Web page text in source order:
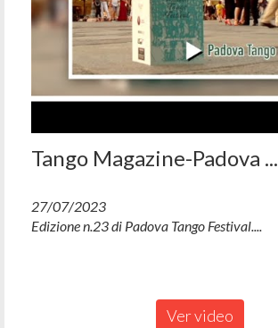
Tango Magazine-Padova ...
27/07/2023
Edizione n.23 di Padova Tango Festival....
Ver video